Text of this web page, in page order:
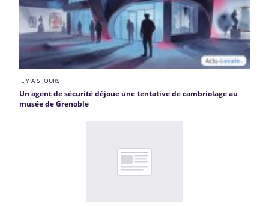
IL Y A 5 JOURS
Un agent de sécurité déjoue une tentative de cambriolage au
musée de Grenoble